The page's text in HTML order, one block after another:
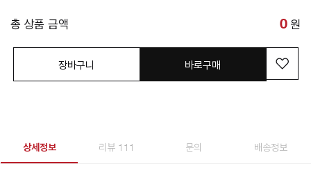
총 상품 금액 0 원
장바구니 바로구매
상세정보 리뷰 111 문의 배송정보